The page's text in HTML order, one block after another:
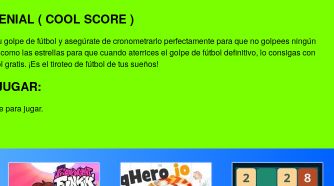
( COOL SCORE )
de fútbol y asegúrate de cronometrarlo perfectamente para que no golpees ningún
las estrellas para que cuando aterrices el golpe de fútbol definitivo, lo consigas con
¡Es el tiroteo de fútbol de tus sueños!
para jugar.